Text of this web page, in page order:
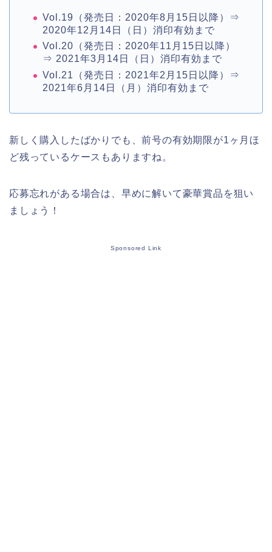
Vol.19（発売日：2020年8月15日以降）⇒
2020年12月14日（日）消印有効まで
Vol.20（発売日：2020年11月15日以降）
⇒ 2021年3月14日（日）消印有効まで
Vol.21（発売日：2021年2月15日以降）⇒
2021年6月14日（月）消印有効まで
新しく購入したばかりでも、前号の有効期限が1ヶ月ほ
ど残っているケースもありますね。
応募忘れがある場合は、早めに解いて豪華賞品を狙い
ましょう！
Sponsored Link